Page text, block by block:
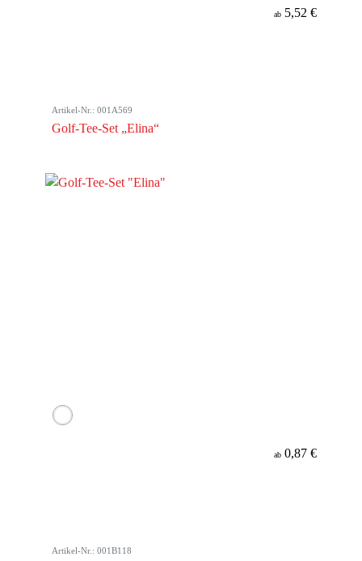
ab 5,52 €
Artikel-Nr.: 001A569
Golf-Tee-Set „Elina“
ab 0,87 €
Artikel-Nr.: 001B118